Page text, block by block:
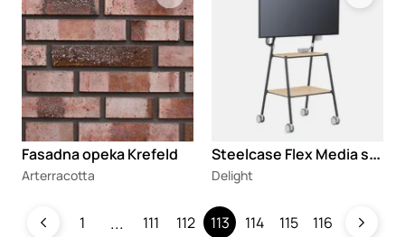
Fasadna opeka Krefeld
Arterracotta
S
teelcase Flex Media stalak
Delight
1 111 112 113 114 115 116